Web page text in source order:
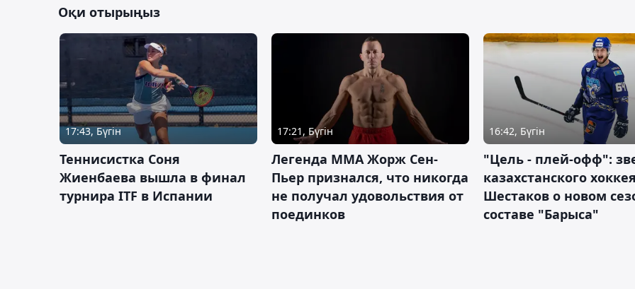
Оқи отырыңыз
17:43, Бүгін
Теннисистка Соня
Жиенбаева вышла в финал
турнира ITF в Испании
17:21, Бүгін
Легенда ММА Жорж Сен-
Пьер признался, что никогда
не получал удовольствия от
поединков
16:42, Бүгін
"Цель - плей-офф":
казахстанского
Шестаков о новом
составе "Барыса"